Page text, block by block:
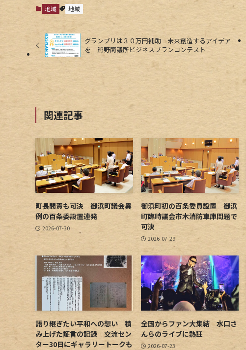
地域 地域
グランプリは３０万円補助 未来創造するアイデア
を 熊野商議所ビジネスプランコンテスト
関連記事
町長問責も可決 御浜町議会異
例の百条委設置連発
2026-07-30
御浜町初の百条委員設置 御浜
町臨時議会市木消防車庫問題で
可決
2026-07-29
語り継ぎたい平和への想い 積
み上げた証言の記録 交流セン
ター30日にギャラリートークも
全国からファン大集結 水口さ
んらのライブに熱狂
2026-07-23